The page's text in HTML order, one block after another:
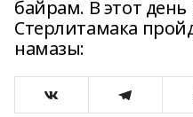
байрам. В этот день
Стерлитамака
намазы: